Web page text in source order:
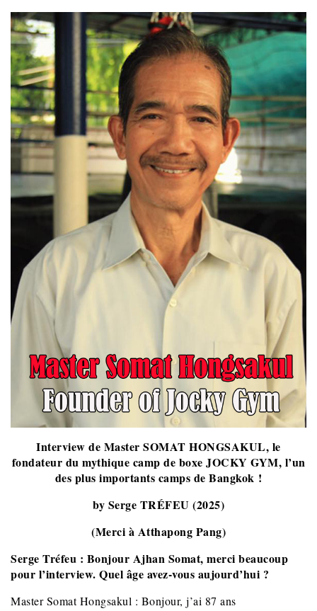
Interview de Master SOMAT HONGSAKUL, le
fondateur du mythique camp de boxe JOCKY GYM, l’un
des plus importants camps de Bangkok !
by Serge TRÉFEU (2025)
(Merci à Atthapong Pang)
Serge Tréfeu : Bonjour Ajhan Somat, merci beaucoup
pour l’interview. Quel âge avez-vous aujourd’hui ?
Master Somat Hongsakul : Bonjour, j’ai 87 ans